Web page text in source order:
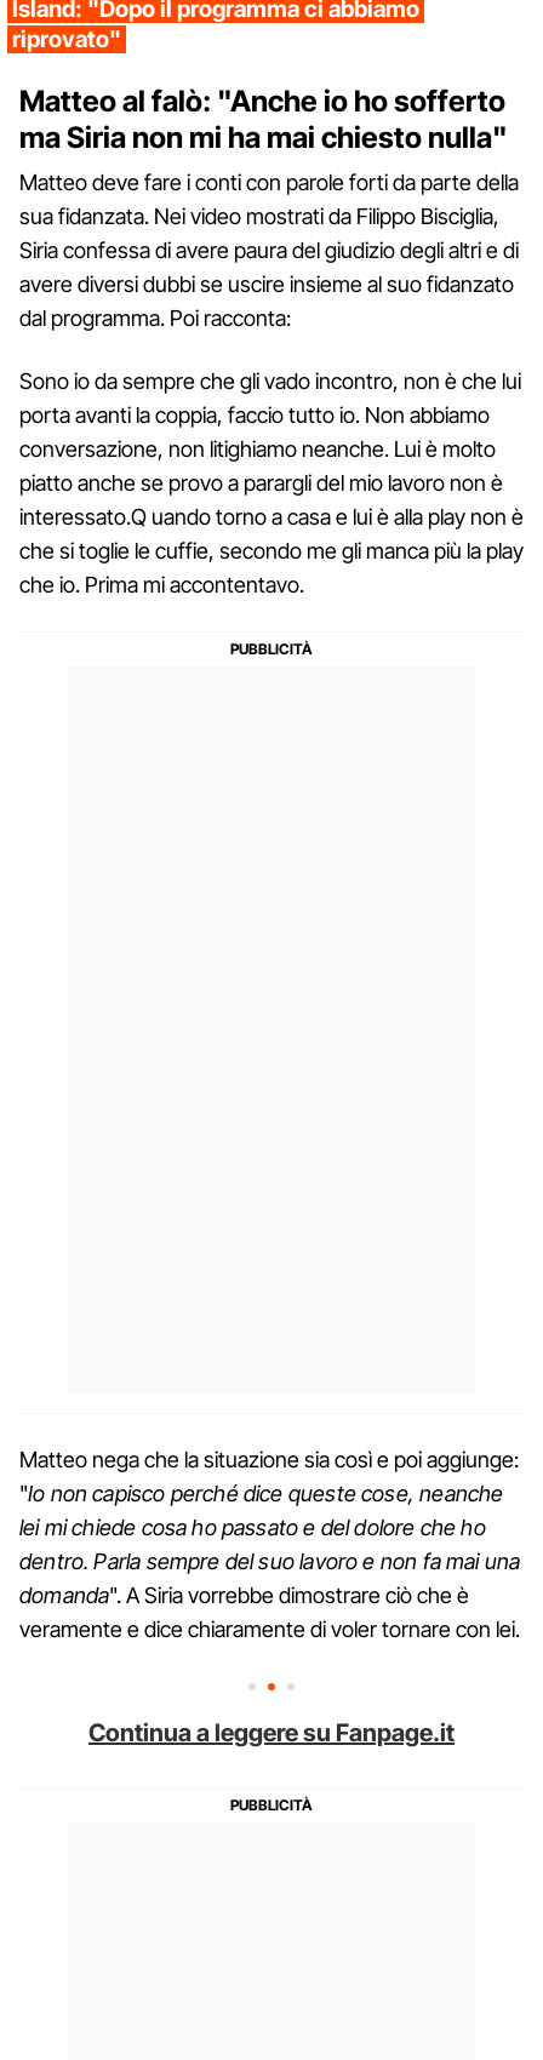
Island: "Dopo il programma ci abbiamo
riprovato"
Matteo al falò: "Anche io ho sofferto
ma Siria non mi ha mai chiesto nulla"
Matteo deve fare i conti con parole forti da parte della
sua fidanzata. Nei video mostrati da Filippo Bisciglia,
Siria confessa di avere paura del giudizio degli altri e di
avere diversi dubbi se uscire insieme al suo fidanzato
dal programma. Poi racconta:
Sono io da sempre che gli vado incontro, non è che lui
porta avanti la coppia, faccio tutto io. Non abbiamo
conversazione, non litighiamo neanche. Lui è molto
piatto anche se provo a parargli del mio lavoro non è
interessato.Q uando torno a casa e lui è alla play non è
che si toglie le cuffie, secondo me gli manca più la play
che io. Prima mi accontentavo.
Matteo nega che la situazione sia così e poi aggiunge:
"Io non capisco perché dice queste cose, neanche
lei mi chiede cosa ho passato e del dolore che ho
dentro. Parla sempre del suo lavoro e non fa mai una
domanda". A Siria vorrebbe dimostrare ciò che è
veramente e dice chiaramente di voler tornare con lei.
Continua a leggere su Fanpage.it